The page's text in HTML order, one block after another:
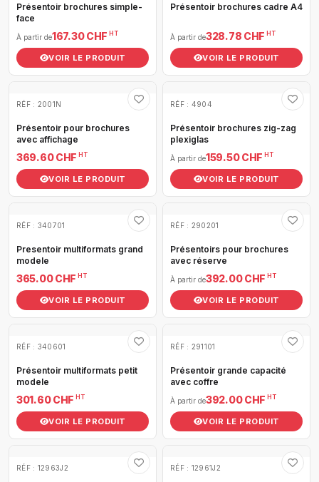
Présentoir brochures simple-
face
À partir de167.30 CHF HT
VOIR LE PRODUIT
Présentoir brochures cadre A4
À partir de328.78 CHF HT
VOIR LE PRODUIT
RÉF : 2001N
Présentoir pour brochures
avec affichage
369.60 CHF HT
VOIR LE PRODUIT
RÉF : 4904
Présentoir brochures zig-zag
plexiglas
À partir de159.50 CHF HT
VOIR LE PRODUIT
RÉF : 340701
Presentoir multiformats grand
modele
365.00 CHF HT
VOIR LE PRODUIT
RÉF : 290201
Présentoirs pour brochures
avec réserve
À partir de392.00 CHF HT
VOIR LE PRODUIT
RÉF : 340601
Présentoir multiformats petit
modele
301.60 CHF HT
VOIR LE PRODUIT
RÉF : 291101
Présentoir grande capacité
avec coffre
À partir de392.00 CHF HT
VOIR LE PRODUIT
RÉF : 12963J2 RÉF : 12961J2